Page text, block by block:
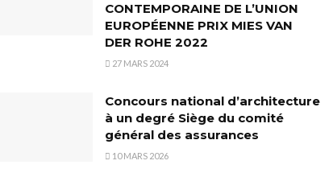
CONTEMPORAINE DE L’UNION
EUROPÉENNE PRIX MIES VAN
DER ROHE 2022
27 MARS 2024
Concours national d’architecture
à un degré Siège du comité
général des assurances
10 MARS 2026